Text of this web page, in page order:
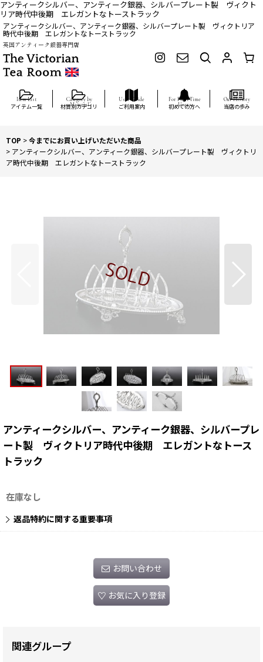
アンティークシルバー、アンティーク銀器、シルバープレート製 ヴィクト
リア時代中後期 エレガントなトーストラック
アンティークシルバー、アンティーク銀器、シルバープレート製 ヴィクトリア
時代中後期 エレガントなトーストラック
英国アンティーク銀器専門店
アイテム一覧 材質別カテゴリ ご利用案内 初めての方へ 当店の歩み
TOP >今までにお買い上げいただいた商品
> アンティークシルバー、アンティーク銀器、シルバープレート製 ヴィクトリ
ア時代中後期 エレガントなトーストラック
アンティークシルバー、アンティーク銀器、シルバープレ
ート製 ヴィクトリア時代中後期 エレガントなトース
トラック
在庫なし
返品特約に関する重要事項
お問い合わせ
お気に入り登録
関連グループ